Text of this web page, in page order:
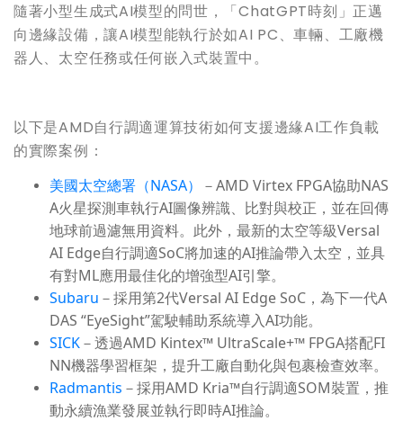
隨著小型生成式AI模型的問世，「ChatGPT時刻」正邁
向邊緣設備，讓AI模型能執行於如AI PC、車輛、工廠機
器人、太空任務或任何嵌入式裝置中。
以下是AMD自行調適運算技術如何支援邊緣AI工作負載
的實際案例：
美國太空總署（NASA）
－AMD Virtex FPGA協助NAS
A火星探測車執行AI圖像辨識、比對與校正，並在回傳
地球前過濾無用資料。此外，最新的太空等級Versal
AI Edge自行調適SoC將加速的AI推論帶入太空，並具
有對ML應用最佳化的增強型AI引擎。
Subaru －採用第2代Versal AI Edge SoC，為下一代A
DAS “EyeSight”駕駛輔助系統導入AI功能。
SICK－透過AMD Kintex™ UltraScale+™ FPGA搭配FI
NN機器學習框架，提升工廠自動化與包裹檢查效率。
Radmantis －採用AMD Kria™自行調適SOM裝置，推
動永續漁業發展並執行即時AI推論。